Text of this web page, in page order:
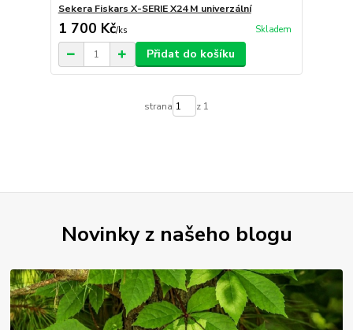
Sekera Fiskars X-SERIE X24 M univerzální
1 700 Kč/ks Skladem
Přidat do košíku
strana z 1
Novinky z našeho blogu